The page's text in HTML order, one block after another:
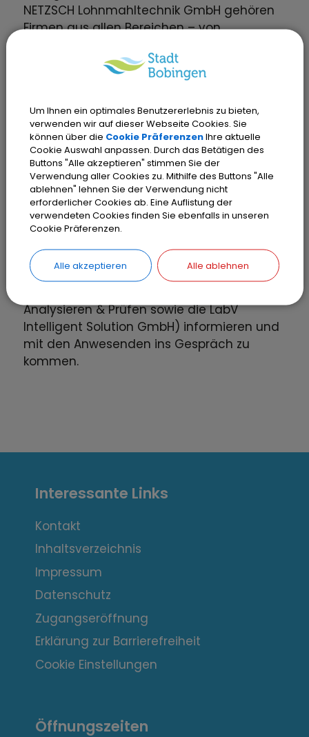
NETZSCH Lohnmahltechnik GmbH gehören
Firmen aus allen Bereichen – von
Lebensmittel bis hin zu Kosmetik. In
zahlreichen Produkten sind gemahlene
Papierservietten oder Sonnencreme.
Beim Tag der offenen Tür erhielten die
Gäste im Rahmen von Werksführungen
Einblicke in die Produktion am Standort
Max-Fischer-Straße in Bobingen. Darüber
hinaus konnten sich die Gäste an
über die verschiedenen Geschäftsbereiche
der NETZSCH Gruppe (Mahlen &
Analysieren & Prüfen sowie die LabV
Intelligent Solution GmbH) informieren und
mit den Anwesenden ins Gespräch zu
kommen.
I
n
t
e
r
e
s
s
Interessante Links
Kontakt
Inhaltsverzeichnis
Impressum
Datenschutz
Zugangseröffnung
Erklärung zur Barrierefreiheit
Cookie Einstellungen
Öffnungszeiten
Um Ihnen ein optimales Benutzererlebnis zu bieten,
verwenden wir auf dieser Webseite Cookies. Sie
können über die Cookie PräferenzenIhre aktuelle
Cookie Auswahl anpassen. Durch das Betätigen des
Buttons "Alle akzeptieren" stimmen Sie der
Verwendung aller Cookies zu. Mithilfe des Buttons "Alle
ablehnen" lehnen Sie der Verwendung nicht
erforderlicher Cookies ab. Eine Auflistung der
verwendeten Cookies finden Sie ebenfalls in unseren
Cookie Präferenzen.
Alle akzeptieren Alle ablehnen